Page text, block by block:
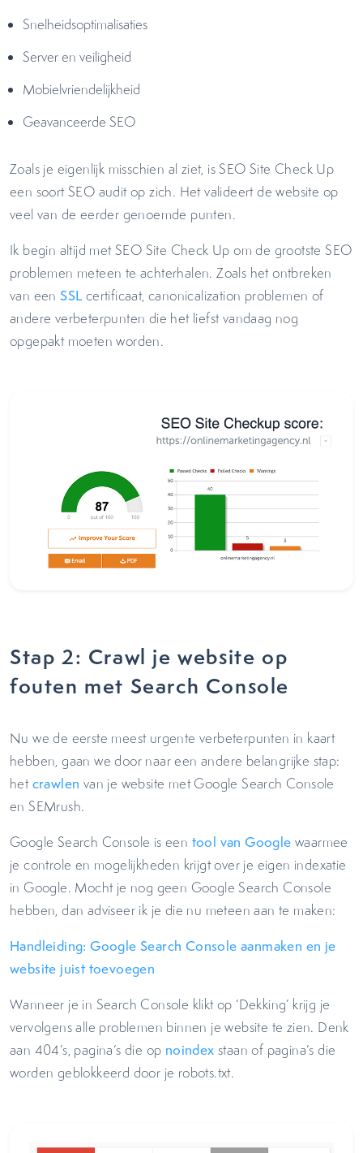
Snelheidsoptimalisaties
Server en veiligheid
Mobielvriendelijkheid
Geavanceerde SEO
Zoals je eigenlijk misschien al ziet, is SEO Site Check Up
een soort SEO audit op zich. Het valideert de website op
veel van de eerder genoemde punten.
Ik begin altijd met SEO Site Check Up om de grootste SEO
problemen meteen te achterhalen. Zoals het ontbreken
van eenSSLcertificaat, canonicalization problemen of
andere verbeterpunten die het liefst vandaag nog
opgepakt moeten worden.
Stap 2: Crawl je website op
fouten met Search Console
Nu we de eerste meest urgente verbeterpunten in kaart
hebben, gaan we door naar een andere belangrijke stap:
hetcrawlen van je website met Google Search Console
en SEMrush.
Google Search Console is een tool van Google waarmee
je controle en mogelijkheden krijgt over je eigen indexatie
in Google. Mocht je nog geen Google Search Console
hebben, dan adviseer ik je die nu meteen aan te maken:
Handleiding: Google Search Console aanmaken en je
website juist toevoegen
Wanneer je in Search Console klikt op ‘Dekking’ krijg je
vervolgens alle problemen binnen je website te zien. Denk
aan 404’s, pagina’s die op noindex staan of pagina’s die
worden geblokkeerd door je robots.txt.